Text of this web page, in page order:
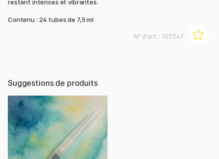
restant intenses et vibrantes.
Contenu : 24 tubes de 7,5 ml
N° d'art. : 107247
Suggestions de produits